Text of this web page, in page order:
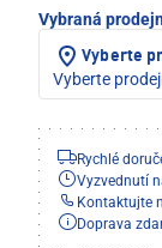
Vybraná
Vyberte
Vyberte
Rychlé
Vyzvednutí
Kontaktujte
Doprava